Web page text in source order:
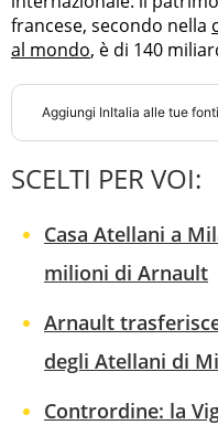
francese, secondo nella
al mondo, è di 140
Aggiungi InItalia alle tue
SCELTI PER VOI:
Casa Atellani a
milioni di Arnault
Arnault
degli Atellani di
Contrordine: la